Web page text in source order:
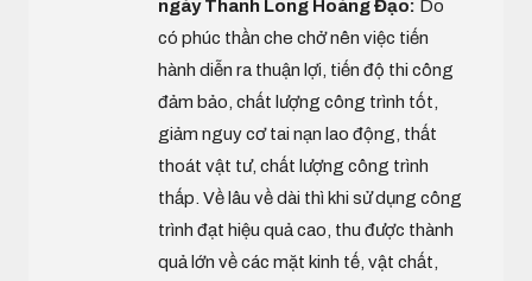
ngày Thanh Long Hoàng Đạo: Do
có phúc thần che chở nên việc tiến
hành diễn ra thuận lợi, tiến độ thi công
đảm bảo, chất lượng công trình tốt,
giảm nguy cơ tai nạn lao động, thất
thoát vật tư, chất lượng công trình
thấp. Về lâu về dài thì khi sử dụng công
trình đạt hiệu quả cao, thu được thành
quả lớn về các mặt kinh tế, vật chất,